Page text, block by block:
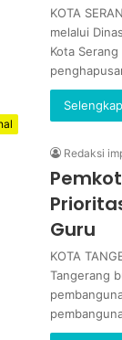
KOTA
melalui
Kota
Redaksi
Guru
KOTA
Tangerang